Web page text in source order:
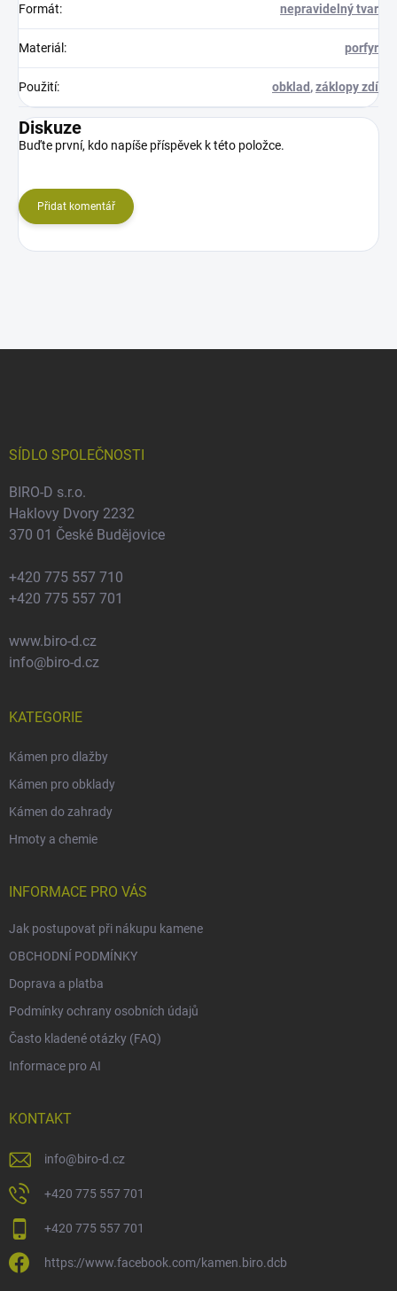
Formát: nepravidelný tvar
Materiál : porfyr
Použití: obklad ,záklopy zdí
Diskuze
Buďte první, kdo napíše příspěvek k této položce.
Přidat komentář
SÍDLO SPOLEČNOSTI
BIRO-D s.r.o.
Haklovy Dvory 2232
370 01 České Budějovice
+420 775 557 710
+420 775 557 701
www.biro-d.cz
info@biro-d.cz
KATEGORIE
Kámen pro dlažby
Kámen pro obklady
Kámen do zahrady
Hmoty a chemie
INFORMACE PRO VÁS
Jak postupovat při nákupu kamene
OBCHODNÍ PODMÍNKY
Doprava a platba
Podmínky ochrany osobních údajů
Často kladené otázky (FAQ)
Informace pro AI
KONTAKT
info@biro-d.cz
+420 775 557 701
+420 775 557 701
https://www.facebook.com/kamen.biro.dcb